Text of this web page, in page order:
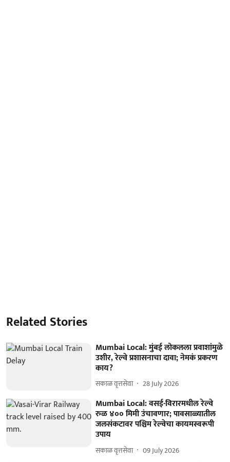
Related Stories
Mumbai Local: मुंबई लोकलला प्रवाशांमुळे
उशीर, रेल्वे प्रशासनाचा दावा; नेमकं प्रकरण
काय?
सकाळ वृत्तसेवा 28 July 2026
Mumbai Local: वसई-विरारमधील रेल्वे
रुळ ४०० मिमी उंचावणार; पावसाळ्यातील
जलसंकटावर पश्चिम रेल्वेचा कायमस्वरूपी
उपाय
सकाळ वृत्तसेवा 09 July 2026